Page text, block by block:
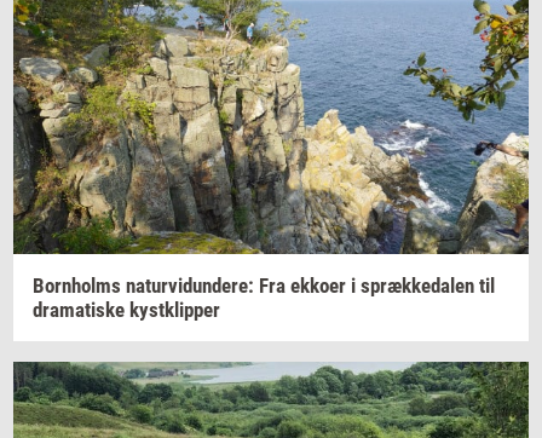
Born­holms na­tur­vi­dun­de­re: Fra ek­ko­er i spræk­ke­da­len til
dra­ma­ti­ske kyst­klip­per